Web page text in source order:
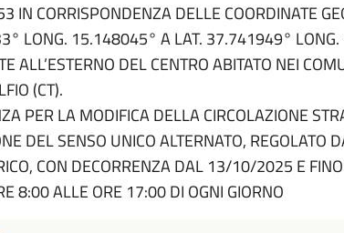
IN CORRISPONDENZA DELLE COORDINATE
LONG. 15.148045° A LAT. 37.741949°
ALL’ESTERNO DEL CENTRO ABITATO NEI
(CT).
PER LA MODIFICA DELLA CIRCOLAZIONE
DEL SENSO UNICO ALTERNATO, REGOLATO
CON DECORRENZA DAL 13/10/2025 E
8:00 ALLE ORE 17:00 DI OGNI GIORNO